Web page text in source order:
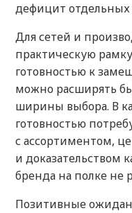
дефицит отдельных
Для сетей и
практическую
готовностью к
можно расширять
ширины выбора. В
готовностью
с ассортиментом,
и доказательством
бренда на полке не
Позитивные